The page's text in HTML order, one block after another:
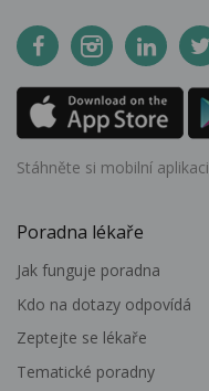
Stáhněte si mobilní aplikaci
Poradna lékaře
Jak funguje poradna
Kdo na dotazy odpovídá
Zeptejte se lékaře
Tematické poradny